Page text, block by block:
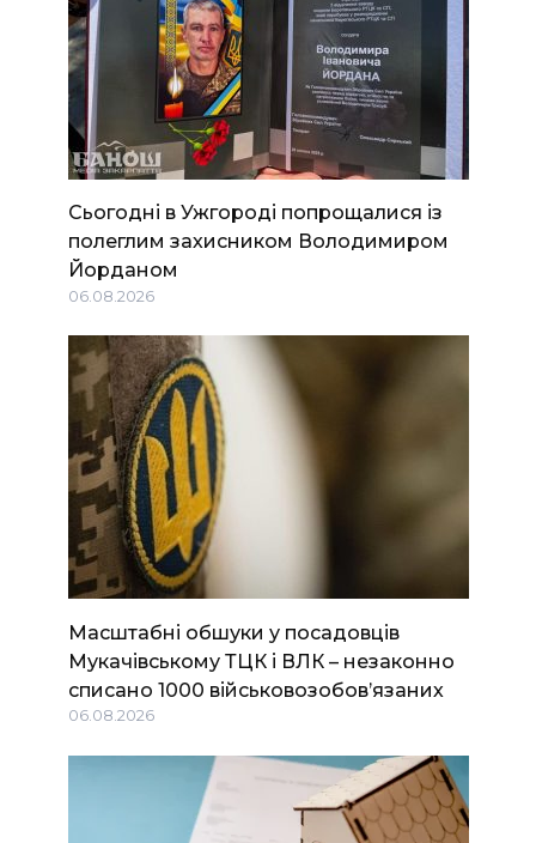
Сьогодні в Ужгороді попрощалися із
полеглим захисником Володимиром
Йорданом
06.08.2026
Масштабні обшуки у посадовців
Мукачівському ТЦК і ВЛК – незаконно
списано 1000 військовозобов’язаних
06.08.2026